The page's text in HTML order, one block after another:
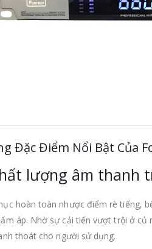
Đặc Điểm Nổi Bật Của
lượng âm thanh
hoàn toàn nhược điểm rè tiếng,
áp. Nhờ sự cải tiến vượt trội ở
thoát cho người sử dụng.